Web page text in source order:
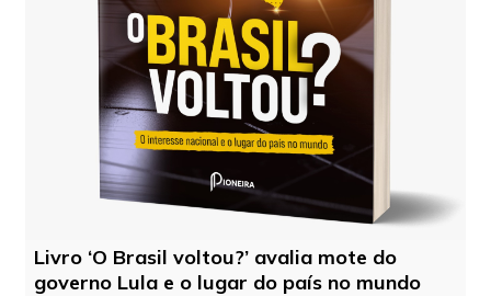
Livro ‘O Brasil voltou?’ avalia mote do
governo Lula e o lugar do país no mundo